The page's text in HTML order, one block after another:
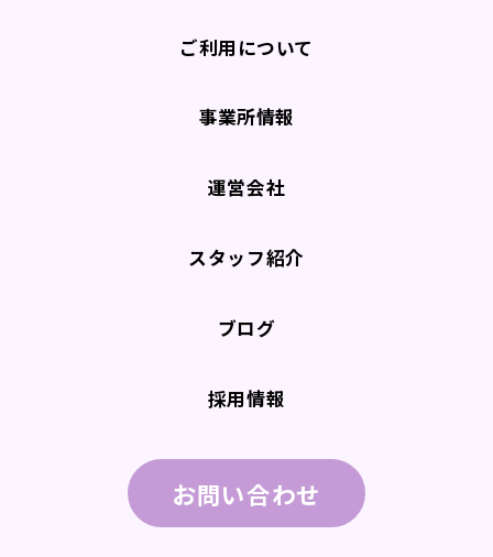
ご利用について
事業所情報
運営会社
スタッフ紹介
ブログ
採用情報
お問い合わせ